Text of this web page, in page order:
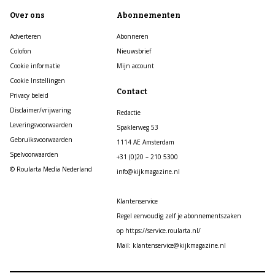
Over ons
Adverteren
Colofon
Cookie informatie
Cookie Instellingen
Privacy beleid
Disclaimer/vrijwaring
Leveringsvoorwaarden
Gebruiksvoorwaarden
Spelvoorwaarden
© Roularta Media Nederland
Abonnementen
Abonneren
Nieuwsbrief
Mijn account
Contact
Redactie
Spaklerweg 53
1114 AE Amsterdam
+31 (0)20 – 210 5300
info@kijkmagazine.nl
Klantenservice
Regel eenvoudig zelf je abonnementszaken
op https://service.roularta.nl/
Mail: klantenservice@kijkmagazine.nl